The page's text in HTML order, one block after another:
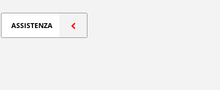
ASSISTENZA